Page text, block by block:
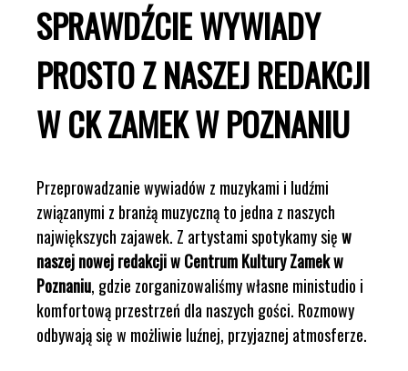
SPRAWDŹCIE WYWIADY
PROSTO Z NASZEJ REDAKCJI
W CK ZAMEK W POZNANIU
Przeprowadzanie wywiadów z muzykami i ludźmi
związanymi z branżą muzyczną to jedna z naszych
największych zajawek. Z artystami spotykamy sięw
naszej nowej redakcji w Centrum Kultury Zamek w
Poznaniu, gdzie zorganizowaliśmy własne ministudio i
komfortową przestrzeń dla naszych gości. Rozmowy
odbywają się w możliwie luźnej, przyjaznej atmosferze.